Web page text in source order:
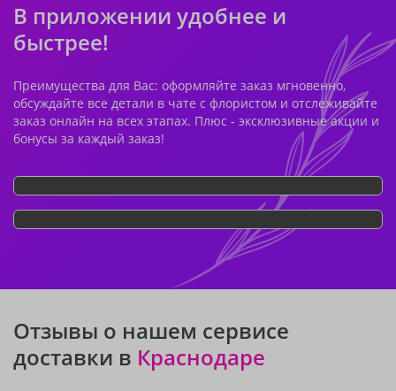
В приложении удобнее и
быстрее!
Преимущества для Вас: оформляйте заказ мгновенно,
обсуждайте все детали в чате с флористом и отслеживайте
заказ онлайн на всех этапах. Плюс - эксклюзивные акции и
бонусы за каждый заказ!
Отзывы о нашем сервисе
доставки в Краснодаре